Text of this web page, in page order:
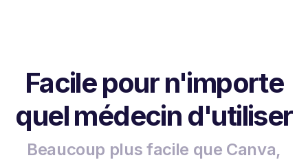
Facile pour n'importe
quel médecin d'utiliser
Beaucoup plus facile que Canva,